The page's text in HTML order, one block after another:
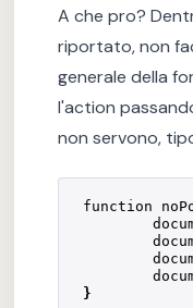
A che pro?
riportato, non
generale della
l'action
non servono,
function
}